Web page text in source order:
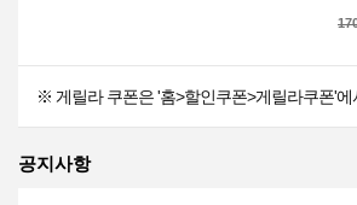
※ 게릴라 쿠폰은 '홈>할인쿠폰>게릴라쿠폰'에
공지사항